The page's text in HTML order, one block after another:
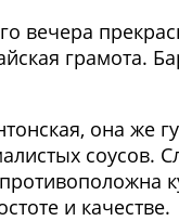
вечера
грамота.
она же
соусов.
и качестве.